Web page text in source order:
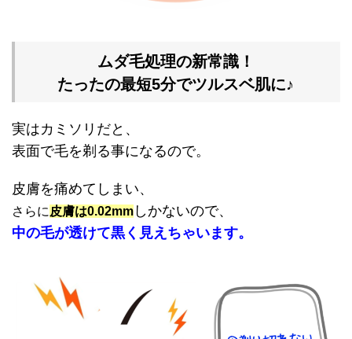
ムダ毛処理の新常識！
たったの最短5分でツルスベ肌に♪
実はカミソリだと、
表面で毛を剃る事になるので。
皮膚を痛めてしまい、
さらに皮膚は0.02mm しかないので、
中の毛が透けて黒く見えちゃいます。